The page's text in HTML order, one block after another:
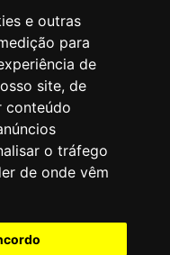
e outras
para
de
site, de
conteúdo
o tráfego
de onde vêm
fixa nacional)
móvel nacional)